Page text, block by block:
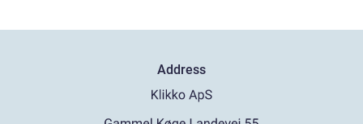
Address